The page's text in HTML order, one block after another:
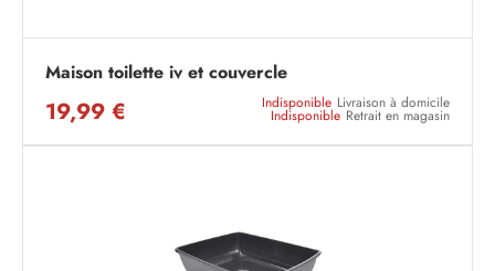
Maison toilette iv et couvercle
19,99 € Indisponible Livraison à domicile
Indisponible Retrait en magasin